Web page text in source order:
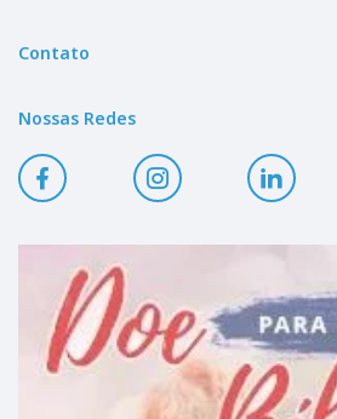
Contato
Nossas Redes